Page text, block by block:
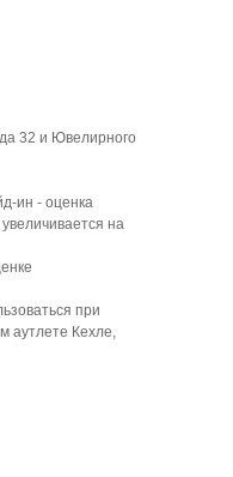
32 и Ювелирного
ин - оценка
на
при
аутлете Кехле,